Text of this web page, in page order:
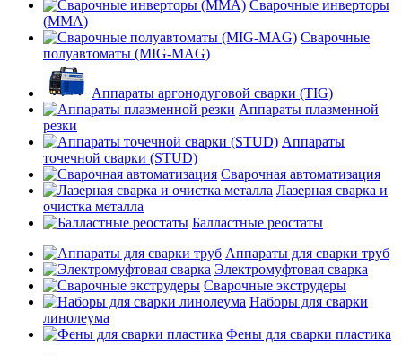
Сварочные инверторы
(MMA)
Сварочные
полуавтоматы (MIG-MAG)
Аппараты аргонодуговой сварки (TIG)
Аппараты плазменной
резки
Аппараты
точечной сварки (STUD)
Сварочная автоматизация
Лазерная сварка и
очистка металла
Балластные реостаты
Аппараты для сварки труб
Электромуфтовая сварка
Сварочные экструдеры
Наборы для сварки
линолеума
Фены для сварки пластика